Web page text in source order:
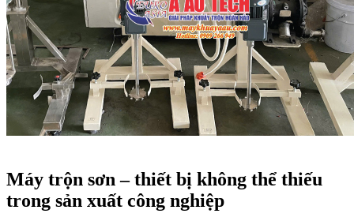
Máy trộn sơn – thiết bị không thể thiếu
trong sản xuất công nghiệp